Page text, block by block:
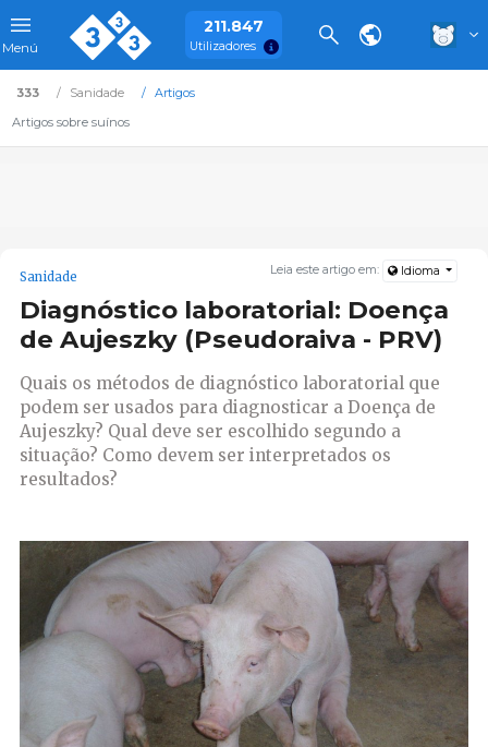
Menú
211.847
Utilizadores
333 Sanidade
Artigos
Artigos sobre suínos
Leia este artigo em: Idioma
Sanidade
Diagnóstico laboratorial: Doença
de Aujeszky (Pseudoraiva - PRV)
Quais os métodos de diagnóstico laboratorial que
podem ser usados para diagnosticar a Doença de
Aujeszky? Qual deve ser escolhido segundo a
situação? Como devem ser interpretados os
resultados?